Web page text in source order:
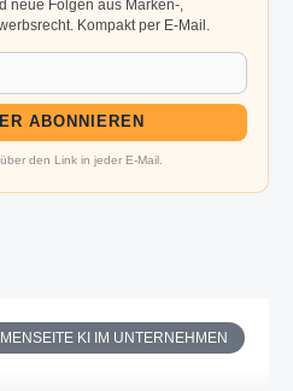
neue Folgen aus Marken-,
Kompakt per E-Mail.
ABONNIEREN
den Link in jeder E-Mail.
KI IM UNTERNEHMEN